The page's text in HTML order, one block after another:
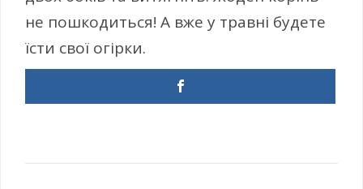
не пошкодиться! А вже у травні будете
їсти свої огірки.